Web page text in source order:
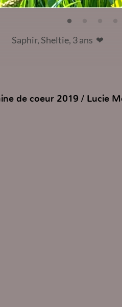
Saphir, Sheltie, 3 ans ❤
de coeur 2019 / Lucie